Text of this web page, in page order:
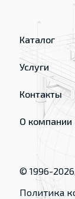
Каталог
Услуги
Контакты
О компании
© 1996-2026
Политика